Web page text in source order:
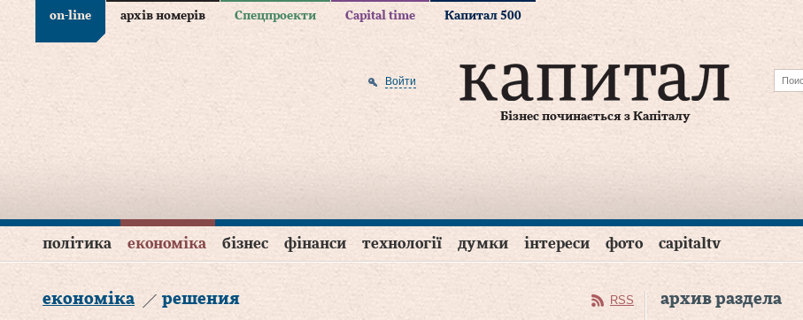
on-line архів номерів Спецпроекти Capital time Капитал 500
Бізнес починається з Капіталу
Войти
політика економіка бізнес фінанси технології думки інтереси фото capitaltv
економіка решения RSS архив раздела